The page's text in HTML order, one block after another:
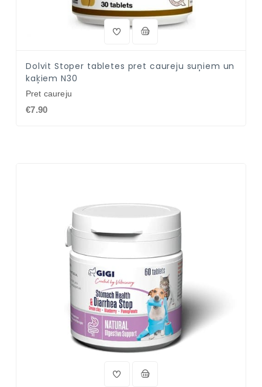
Dolvit Stoper tabletes pret caureju suņiem un
kaķiem N30
Pret caureju
€7.90